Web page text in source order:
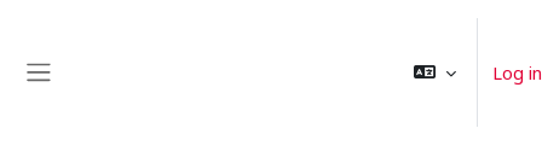
Log in